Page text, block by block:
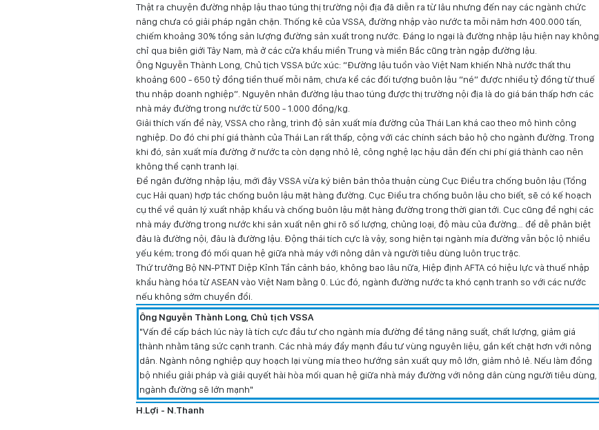
Thật ra chuyện đường nhập lậu thao túng thị trường nội địa đã diễn ra từ lâu nhưng đến nay các ngành chức
năng chưa có giải pháp ngăn chặn. Thống kê của VSSA, đường nhập vào nước ta mỗi năm hơn 400.000 tấn,
chiếm khoảng 30% tổng sản lượng đường sản xuất trong nước. Đáng lo ngại là đường nhập lậu hiện nay không
chỉ qua biên giới Tây Nam, mà ở các cửa khẩu miền Trung và miền Bắc cũng tràn ngập đường lậu.
Ông Nguyễn Thành Long, Chủ tịch VSSA bức xúc: “Đường lậu tuồn vào Việt Nam khiến Nhà nước thất thu
khoảng 600 - 650 tỷ đồng tiền thuế mỗi năm, chưa kể các đối tượng buôn lậu “né” được nhiều tỷ đồng từ thuế
thu nhập doanh nghiệp”. Nguyên nhân đường lậu thao túng được thị trường nội địa là do giá bán thấp hơn các
nhà máy đường trong nước từ 500 - 1.000 đồng/kg.
Giải thích vấn đề này, VSSA cho rằng, trình độ sản xuất mía đường của Thái Lan khá cao theo mô hình công
nghiệp. Do đó chi phí giá thành của Thái Lan rất thấp, cộng với các chính sách bảo hộ cho ngành đường. Trong
khi đó, sản xuất mía đường ở nước ta còn dạng nhỏ lẻ, công nghệ lạc hậu dẫn đến chi phí giá thành cao nên
không thể cạnh tranh lại.
Để ngăn đường nhập lậu, mới đây VSSA vừa ký biên bản thỏa thuận cùng Cục Điều tra chống buôn lậu (Tổng
cục Hải quan) hợp tác chống buôn lậu mặt hàng đường. Cục Điều tra chống buôn lậu cho biết, sẽ có kế hoạch
cụ thể về quản lý xuất nhập khẩu và chống buôn lậu mặt hàng đường trong thời gian tới. Cục cũng đề nghị các
nhà máy đường trong nước khi sản xuất nên ghi rõ số lượng, chủng loại, độ màu của đường… để dễ phân biệt
đâu là đường nội, đâu là đường lậu. Động thái tích cực là vậy, song hiện tại ngành mía đường vẫn bộc lộ nhiều
yếu kém; trong đó mối quan hệ giữa nhà máy với nông dân và người tiêu dùng luôn trục trặc.
Thứ trưởng Bộ NN-PTNT Diệp Kỉnh Tần cảnh báo, không bao lâu nữa, Hiệp định AFTA có hiệu lực và thuế nhập
khẩu hàng hóa từ ASEAN vào Việt Nam bằng 0. Lúc đó, ngành đường nước ta khó cạnh tranh so với các nước
nếu không sớm chuyển đổi.
Ông Nguyễn Thành Long, Chủ tịch VSSA
"Vấn đề cấp bách lúc này là tích cực đầu tư cho ngành mía đường để tăng năng suất, chất lượng, giảm giá
thành nhằm tăng sức cạnh tranh. Các nhà máy đẩy mạnh đầu tư vùng nguyên liệu, gắn kết chặt hơn với nông
dân. Ngành nông nghiệp quy hoạch lại vùng mía theo hướng sản xuất quy mô lớn, giảm nhỏ lẻ. Nếu làm đồng
bộ nhiều giải pháp và giải quyết hài hòa mối quan hệ giữa nhà máy đường với nông dân cùng người tiêu dùng,
ngành đường sẽ lớn mạnh"
H.Lợi - N.Thanh